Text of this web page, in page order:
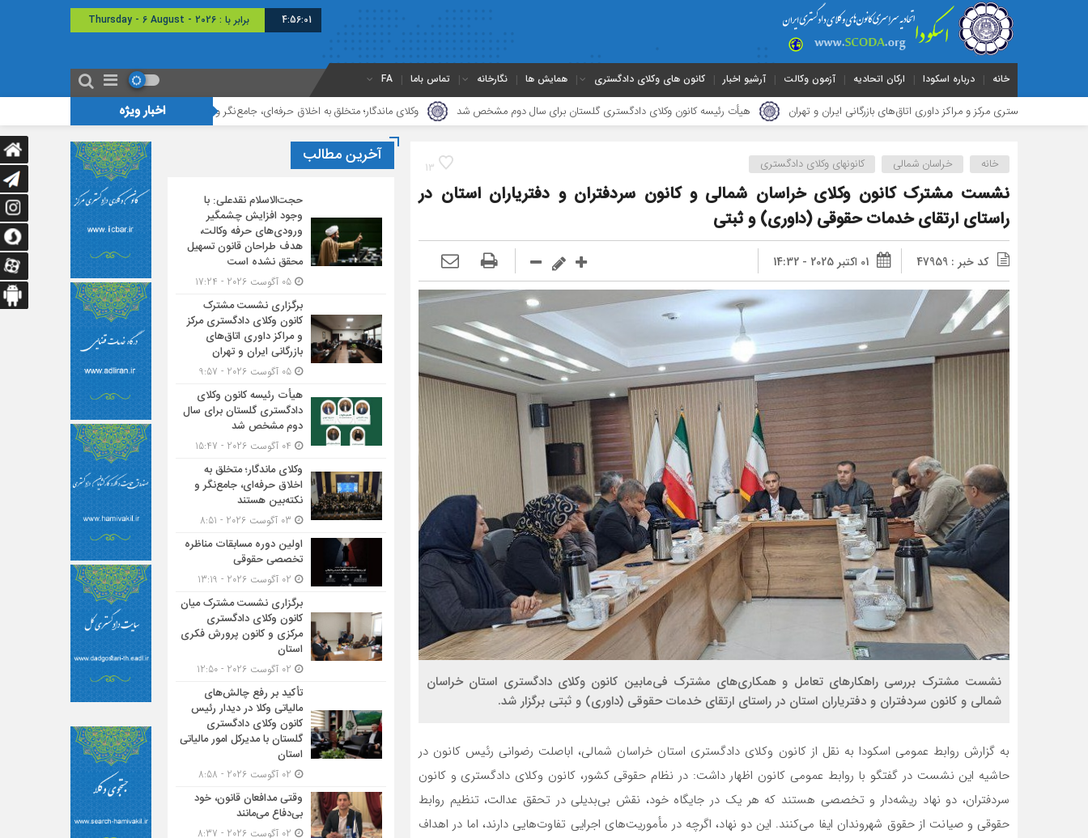
4:56:02 برابر با : Thursday - 6 August - 2026
خانه درباره اسکودا ارکان اتحادیه آزمون وکالت آرشیو اخبار کانون های وکلای دادگستری همایش ها نگارخانه تماس باما FA
اخبار ویژه و مراکز داوری اتاق‌های بازرگانی ایران و تهران هیأت ‌رئیسه کانون وکلای دادگستری گلستان برای سال دوم مشخص شد وکلای ماندگار؛ متخلق به اخلاق حرفه‌ای، جامع‌نگر و نکته‌بین هستند اولین دوره مسابقات مناظره تخصصی حقوقی
13 خانه خراسان شمالی کانونهای وکلای دادگستری
نشست مشترک کانون وکلای خراسان شمالی و کانون سردفتران و دفتریاران استان در
راستای ارتقای خدمات حقوقی (داوری) و ثبتی
کد خبر : 47959 01 اکتبر 2025 - 14:32
نشست مشترک بررسی راهکارهای تعامل و همکاری‌های مشترک فی‌مابین کانون وکلای دادگستری استان خراسان
شمالی و کانون سردفتران و دفتریاران استان در راستای ارتقای خدمات حقوقی (داوری) و ثبتی برگزار شد.
به گزارش روابط عمومی اسکودا به نقل از کانون وکلای دادگستری استان خراسان شمالی، اباصلت رضوانی رئیس کانون در
حاشیه این نشست در گفتگو با روابط عمومی کانون اظهار داشت: در نظام حقوقی کشور، کانون وکلای دادگستری و کانون
سردفتران، دو نهاد ریشه‌دار و تخصصی هستند که هر یک در جایگاه خود، نقش بی‌بدیلی در تحقق عدالت، تنظیم روابط
حقوقی و صیانت از حقوق شهروندان ایفا می‌کنند. این دو نهاد، اگرچه در مأموریت‌های اجرایی تفاوت‌هایی دارند، اما در اهداف
آخرین مطالب
حجت‌الاسلام نقدعلی: با
وجود افزایش چشمگیر
ورودی‌های حرفه وکالت،
هدف طراحان قانون تسهیل
محقق نشده است
برگزاری نشست مشترک
کانون وکلای دادگستری مرکز
و مراکز داوری اتاق‌های
بازرگانی ایران و تهران
هیأت ‌رئیسه کانون وکلای
دادگستری گلستان برای سال
دوم مشخص شد
وکلای ماندگار؛ متخلق به
اخلاق حرفه‌ای، جامع‌نگر و
نکته‌بین هستند
اولین دوره مسابقات مناظره
تخصصی حقوقی
برگزاری نشست مشترک میان
کانون وکلای دادگستری
مرکزی و کانون پرورش فکری
استان
تأکید بر رفع چالش‌های
مالیاتی وکلا در دیدار رئیس
کانون وکلای دادگستری
گلستان با مدیرکل امور مالیاتی
استان
وقتی مدافعان قانون، خود
بی‌دفاع می‌مانند